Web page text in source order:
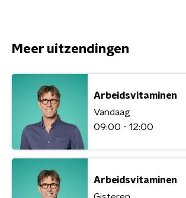
Meer uitzendingen
Arbeidsvitaminen
Vandaag
09:00 - 12:00
Arbeidsvitaminen